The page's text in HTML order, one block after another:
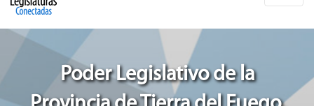
Poder Legislativo de la